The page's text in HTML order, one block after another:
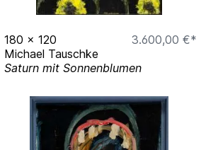
180 x 120
3.600,00 €*
Michael Tauschke
Saturn mit Sonnenblumen